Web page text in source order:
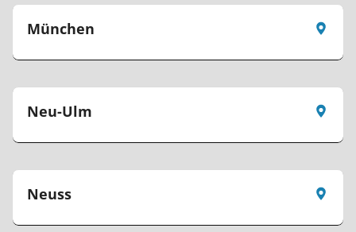
München
Neu-Ulm
Neuss